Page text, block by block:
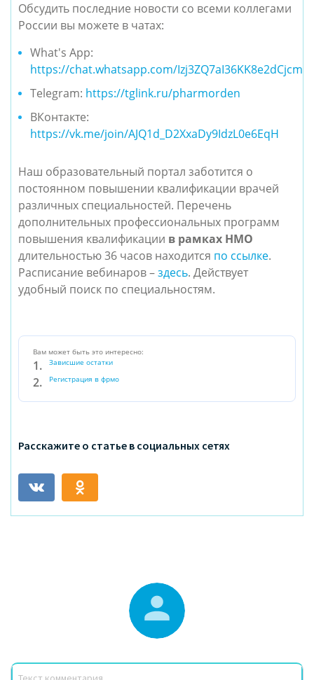
Обсудить последние новости со всеми коллегами
России вы можете в чатах:
What's App:
https://chat.whatsapp.com/Izj3ZQ7aI36KK8e2dCjcm4
Telegram: https://tglink.ru/pharmorden
ВКонтакте:
https://vk.me/join/AJQ1d_D2XxaDy9IdzL0e6EqH
Наш образовательный портал заботится о
постоянном повышении квалификации врачей
различных специальностей. Перечень
дополнительных профессиональных программ
повышения квалификации в рамках НМО
длительностью 36 часов находится по ссылке.
Расписание вебинаров –здесь. Действует
удобный поиск по специальностям.
Вам может быть это интересно:
Зависшие остатки
Регистрация в фрмо
Расскажите о статье в социальных сетях